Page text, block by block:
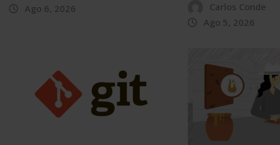
Ago 6, 2026
Carlos Conde
Ago 5, 2026